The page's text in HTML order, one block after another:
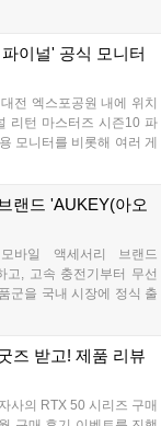
스틸시리즈 GG 소프트
무선 Gen 2 게이밍 마우
스 게이밍 마우스패드
이널' 공식 모니터
전 엑스포공원 내에 위치
리턴 마스터즈 시즌10 파
모니터를 비롯해 여러 게
할 수 있는 부스를 운영
의 후속 히트 제품이다.
월드 투어 2026'에서도 e
랜드 'AUKEY(아오
바일 액세서리 브랜드
고, 고속 충전기부터 무선
군을 국내 시장에 정식 출
시작된 글로벌 모바일 액
는 원소기호 'Au'와 해결
과 혁신적인 기술을 통해
를 담고 있다....
즈 받고! 제품 리뷰
사의 RTX 50 시리즈 구매